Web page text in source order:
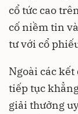
cổ tức cao
cố niềm tin
tư với cổ
Ngoài các
tiếp tục
giải thưởng